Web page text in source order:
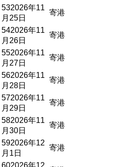
532026年11
月25日
寄港
542026年11
月26日
寄港
552026年11
月27日
寄港
562026年11
月28日
寄港
572026年11
月29日
寄港
582026年11
月30日
寄港
592026年12
月1日
寄港
602026年12